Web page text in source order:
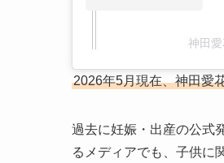
神田
2026年5月現在、神田愛
過去に妊娠・出産の公式
るメディアでも、子供に